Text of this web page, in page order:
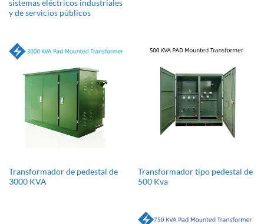
sistemas eléctricos industriales
y de servicios públicos
Transformador de pedestal de
3000 KVA
Transformador tipo pedestal de
500 Kva